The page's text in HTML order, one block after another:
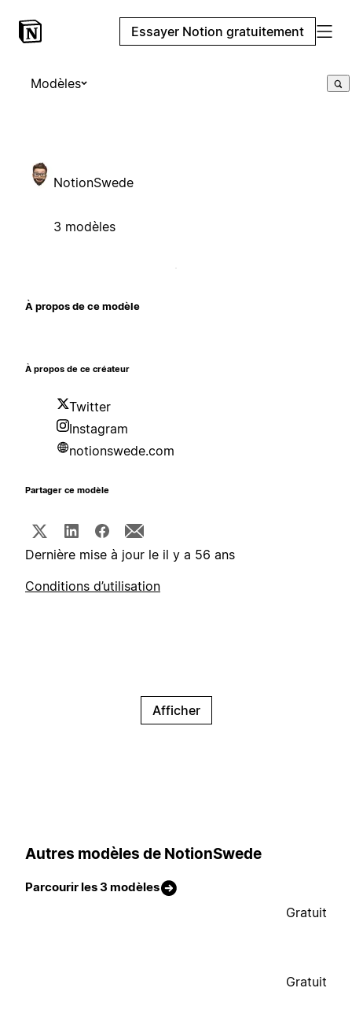
Essayer Notion gratuitement
Modèles
NotionSwede
3 modèles
À propos de ce modèle
À propos de ce créateur
Twitter
Instagram
notionswede.com
Partager ce modèle
Dernière mise à jour le il y a 56 ans
Conditions d’utilisation
Afficher
Autres modèles de NotionSwede
Parcourir les 3 modèles
Gratuit
Gratuit